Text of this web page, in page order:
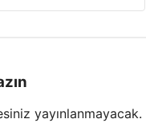
yayınlanmayacak.